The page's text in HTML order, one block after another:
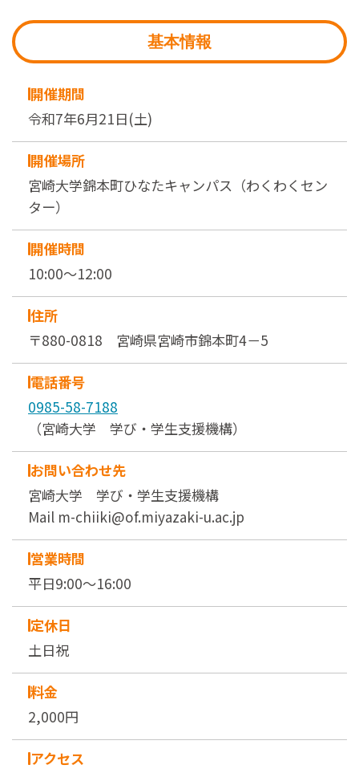
基本情報
開催期間
令和7年6月21日(土)
開催場所
宮崎大学錦本町ひなたキャンパス（わくわくセン
ター）
開催時間
10:00～12:00
住所
〒880-0818 宮崎県宮崎市錦本町4－5
電話番号
0985-58-7188
（宮崎大学 学び・学生支援機構）
お問い合わせ先
宮崎大学 学び・学生支援機構
Mail m-chiiki@of.miyazaki-u.ac.jp
営業時間
平日9:00～16:00
定休日
土日祝
料金
2,000円
アクセス